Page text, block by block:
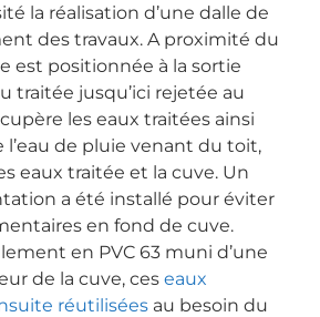
la réalisation d’une dalle de
des travaux. A proximité du
est positionnée à la sortie
traitée jusqu’ici rejetée au
les eaux traitées ainsi
l’eau de pluie venant du toit,
eaux traitée et la cuve. Un
a été installé pour éviter
en fond de cuve.
en PVC 63 muni d’une
de la cuve, ces eaux
réutilisées au besoin du